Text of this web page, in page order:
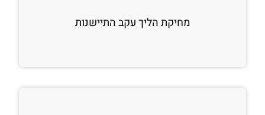
מחיקת הליך עקב התיישנות